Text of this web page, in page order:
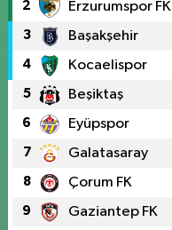
2 Erzurumspor FK
3 Başakşehir
4 Kocaelispor
5 Beşiktaş
6 Eyüpspor
7 Galatasaray
8 Çorum FK
9 Gaziantep FK